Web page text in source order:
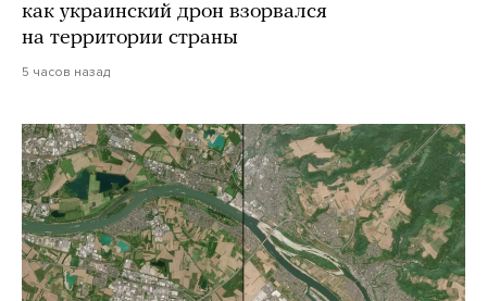
как украинский дрон взорвался
на территории страны
5 часов назад